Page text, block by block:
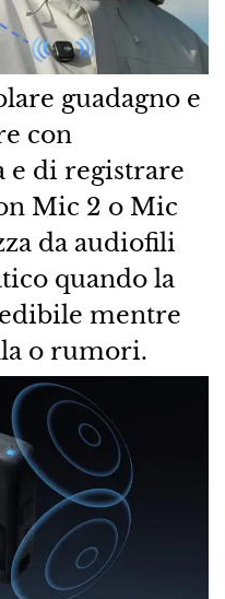
guadagno e
con
e di registrare
Mic 2 o Mic
da audiofili
quando la
mentre
o rumori.